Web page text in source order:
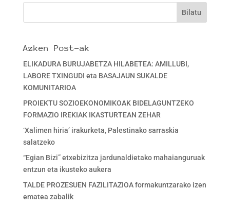
Azken Post-ak
ELIKADURA BURUJABETZA HILABETEA: AMILLUBI,
LABORE TXINGUDI eta BASAJAUN SUKALDE
KOMUNITARIOA
PROIEKTU SOZIOEKONOMIKOAK BIDELAGUNTZEKO
FORMAZIO IREKIAK IKASTURTEAN ZEHAR
‘Xalimen hiria’ irakurketa, Palestinako sarraskia
salatzeko
“Egian Bizi” etxebizitza jardunaldietako mahaianguruak
entzun eta ikusteko aukera
TALDE PROZESUEN FAZILITAZIOA formakuntzarako izen
ematea zabalik